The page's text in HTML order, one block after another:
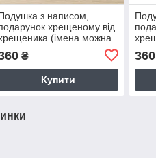
з написом,
хрещеному від
(імена можна
₴
Купити
360